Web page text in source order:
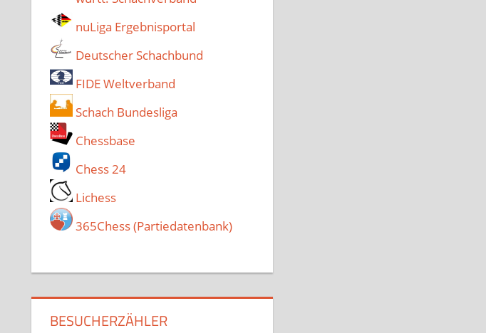
nuLiga Ergebnisportal
Deutscher Schachbund
FIDE Weltverband
Schach Bundesliga
Chessbase
Chess 24
Lichess
365Chess (Partiedatenbank)
BESUCHERZÄHLER